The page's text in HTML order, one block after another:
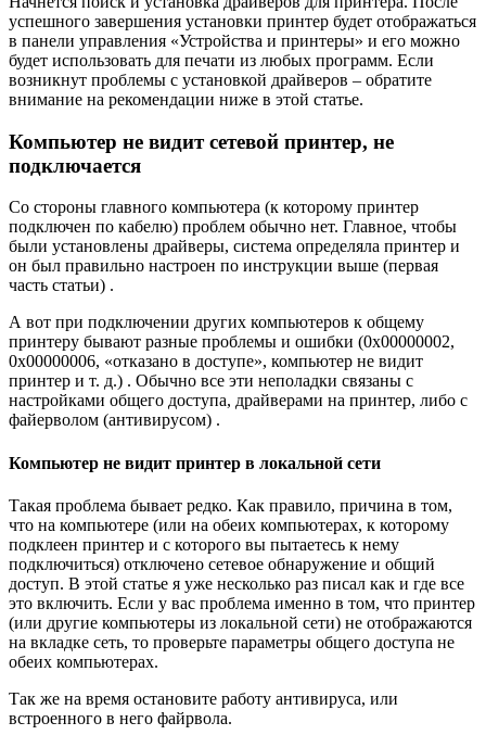
успешного завершения установки принтер будет отображаться
в панели управления «Устройства и принтеры» и его можно
будет использовать для печати из любых программ. Если
возникнут проблемы с установкой драйверов – обратите
внимание на рекомендации ниже в этой статье.
Компьютер не видит сетевой принтер, не
подключается
Со стороны главного компьютера (к которому принтер
подключен по кабелю) проблем обычно нет. Главное, чтобы
были установлены драйверы, система определяла принтер и
он был правильно настроен по инструкции выше (первая
часть статьи) .
А вот при подключении других компьютеров к общему
принтеру бывают разные проблемы и ошибки (0x00000002,
0x00000006, «отказано в доступе», компьютер не видит
принтер и т. д.) . Обычно все эти неполадки связаны с
настройками общего доступа, драйверами на принтер, либо с
файерволом (антивирусом) .
Компьютер не видит принтер в локальной сети
Такая проблема бывает редко. Как правило, причина в том,
что на компьютере (или на обеих компьютерах, к которому
подклеен принтер и с которого вы пытаетесь к нему
подключиться) отключено сетевое обнаружение и общий
доступ. В этой статье я уже несколько раз писал как и где все
это включить. Если у вас проблема именно в том, что принтер
(или другие компьютеры из локальной сети) не отображаются
на вкладке сеть, то проверьте параметры общего доступа не
обеих компьютерах.
Так же на время остановите работу антивируса, или
встроенного в него файрвола.